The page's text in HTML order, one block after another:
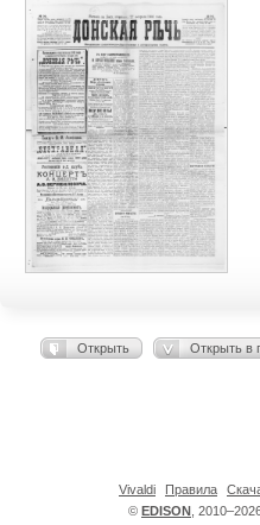
Открыть Открыть в
© EDISON ,
Vivaldi Правила